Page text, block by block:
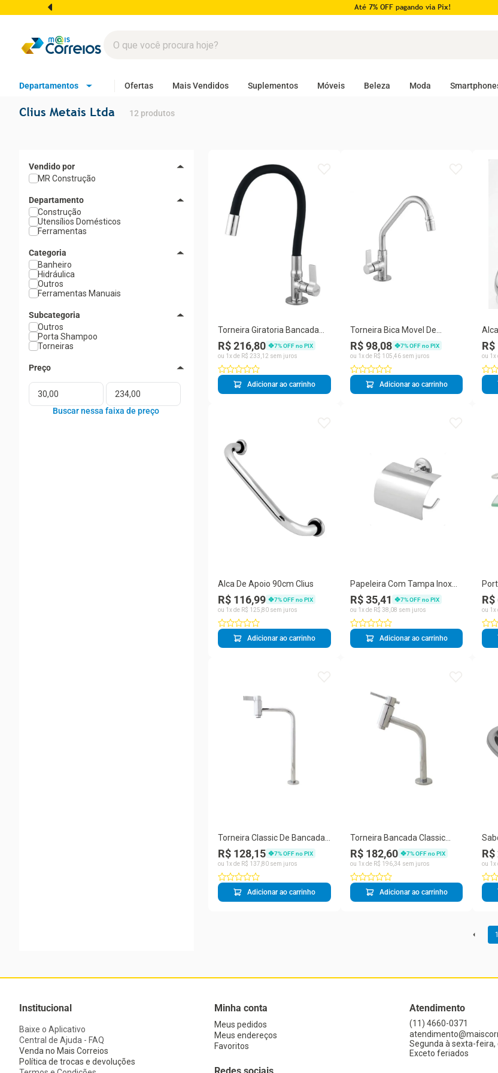
Até 7% OFF pagando via Pix!
Departamentos Ofertas Mais Vendidos Suplementos Móveis Beleza Moda
Clius Metais Ltda 12 produtos
MR Construção
Departamento
Construção
Utensílios Domésticos
Ferramentas
Categoria
Banheiro
Hidráulica
Outros
Ferramentas Manuais
Subcategoria
Outros
Porta Shampoo
Torneiras
Torneira Giratoria Bancada
Tubo Flex Preto 2001 Clius
R$ 216,80 7% OFF no PIX
ou 1 x de R$ 233 12 sem juros
Adicionar ao carrinho
Torneira Bica Movel De
Bancada 14 De Volta 2195
Clius
R$ 98,08 7% OFF no PIX
ou 1 x de R$ 105 46sem juros
Adicionar ao carrinho
R$
ou 1 x
Alca De Apoio 90cm Clius
R$ 116,99 7% OFF no PIX
ou 1 x de R$ 125 80 sem juros
Adicionar ao carrinho
Papeleira Com Tampa Inox
Crhome Clius Metais
R$ 35,41 7% OFF no PIX
ou 1 x de R$ 38 08 sem juros
Adicionar ao carrinho
R$
ou 1 x
Torneira Classic De Bancada
5/8 3060 Clius
R$ 128,15 7% OFF no PIX
ou 1 x de R$ 137 80 sem juros
Adicionar ao carrinho
Torneira Bancada Classic
4030cl Clius
R$ 182,60 7% OFF no PIX
ou 1 x de R$ 196,34 sem juros
Adicionar ao carrinho
R$
ou 1 x
1
Institucional
Baixe o Aplicativo
Central de Ajuda - FAQ
Venda no Mais Correios
Política de trocas e devoluções
Minha conta
Meus pedidos
Meus endereços
Favoritos
Atendimento
(11) 4660-0371
Segunda à sexta-feira,
Exceto feriados